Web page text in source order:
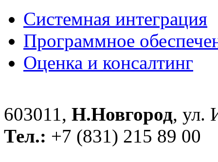
Системная интеграция
Программное
Оценка и консалтинг
603011, Н.Новгород, ул.
Тел.: +7 (831) 215 89 00